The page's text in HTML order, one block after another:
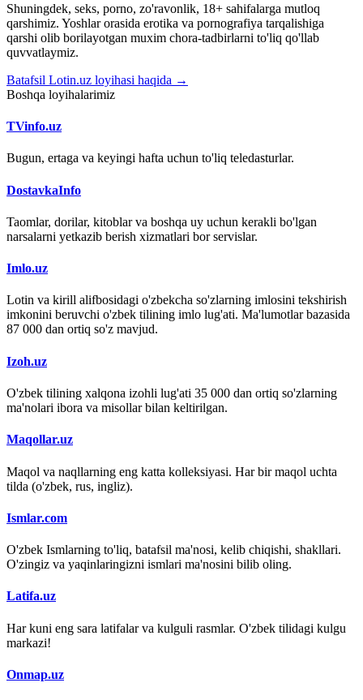
Shuningdek, seks, porno, zo'ravonlik, 18+ sahifalarga mutloq
qarshimiz. Yoshlar orasida erotika va pornografiya tarqalishiga
qarshi olib borilayotgan muxim chora-tadbirlarni to'liq qo'llab
quvvatlaymiz.
Batafsil Lotin.uz loyihasi haqida →
Boshqa loyihalarimiz
TVinfo.uz
Bugun, ertaga va keyingi hafta uchun to'liq teledasturlar.
DostavkaInfo
Taomlar, dorilar, kitoblar va boshqa uy uchun kerakli bo'lgan
narsalarni yetkazib berish xizmatlari bor servislar.
Imlo.uz
Lotin va kirill alifbosidagi o'zbekcha so'zlarning imlosini tekshirish
imkonini beruvchi o'zbek tilining imlo lug'ati. Ma'lumotlar bazasida
87 000 dan ortiq so'z mavjud.
Izoh.uz
O'zbek tilining xalqona izohli lug'ati 35 000 dan ortiq so'zlarning
ma'nolari ibora va misollar bilan keltirilgan.
Maqollar.uz
Maqol va naqllarning eng katta kolleksiyasi. Har bir maqol uchta
tilda (o'zbek, rus, ingliz).
Ismlar.com
O'zbek Ismlarning to'liq, batafsil ma'nosi, kelib chiqishi, shakllari.
O'zingiz va yaqinlaringizni ismlari ma'nosini bilib oling.
Latifa.uz
Har kuni eng sara latifalar va kulguli rasmlar. O'zbek tilidagi kulgu
markazi!
Onmap.uz